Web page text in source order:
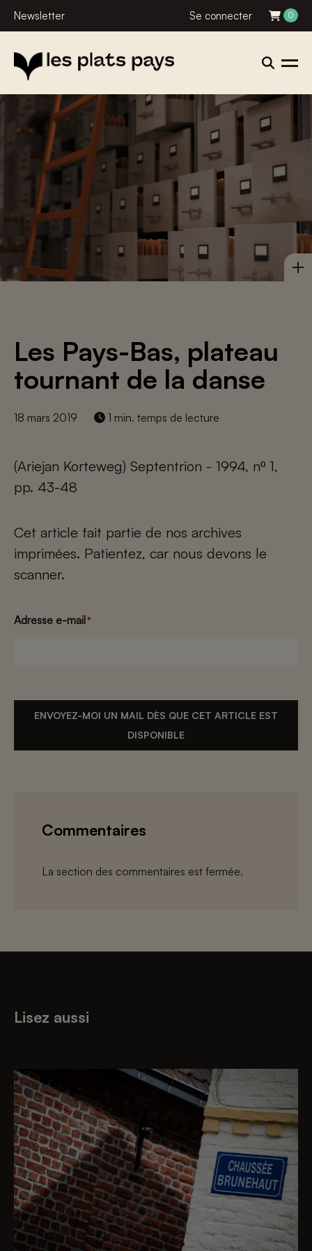
Newsletter Se connecter 0
Les Pays-Bas, plateau
tournant de la danse
18 mars 2019 1 min. temps de lecture
(Ariejan Korteweg) Septentrion - 1994, nº 1,
pp. 43-48
Cet article fait partie de nos archives
imprimées. Patientez, car nous devons le
scanner.
Adresse e-mail*
ENVOYEZ-MOI UN MAIL DÈS QUE CET ARTICLE EST
DISPONIBLE
Commentaires
La section des commentaires est fermée.
Lisez aussi